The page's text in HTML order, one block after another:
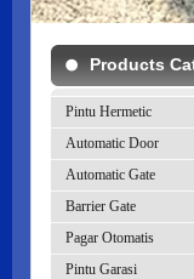
Products
Pintu Hermetic
Automatic Door
Automatic Gate
Barrier Gate
Pagar Otomatis
Pintu Garasi